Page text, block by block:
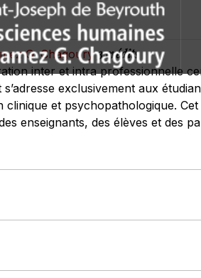
G. Chagoury3 crédits
inter et intra professionnelle
exclusivement aux
et psychopathologique.
enseignants, des élèves et des